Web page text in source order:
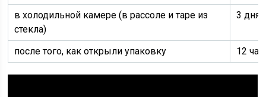
в холодильной камере (в рассоле и таре из
стекла)
3 дня
после того, как открыли упаковку 12